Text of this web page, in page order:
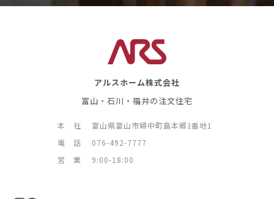
アルスホーム株式会社
富山・石川・福井の注文住宅
本 社
富山県富山市婦中町島本郷1番地1
電 話
076-492-7777
営 業
9:00-18:00